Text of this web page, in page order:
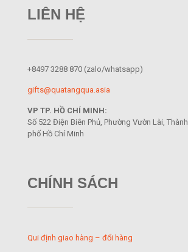
LIÊN HỆ
+8497 3288 870 (zalo/whatsapp)
gifts@quatangqua.asia
VP TP. HỒ CHÍ MINH:
Số 522 Điện Biên Phủ, Phường Vườn Lài, Thành
phố Hồ Chí Minh
CHÍNH SÁCH
Qui định giao hàng – đổi hàng